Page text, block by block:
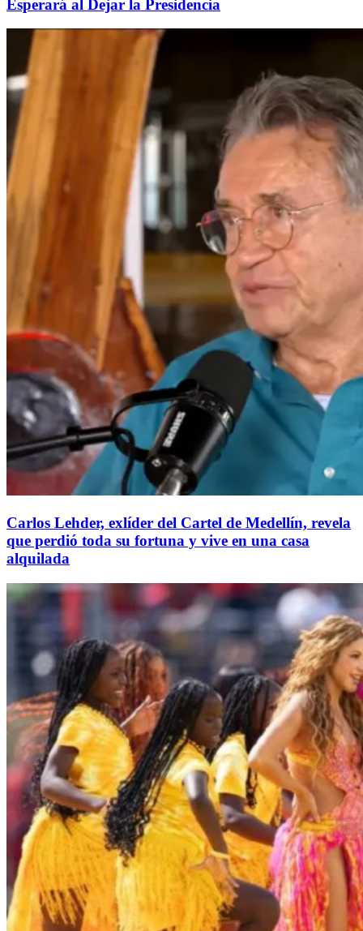
Esperará al Dejar la Presidencia
Carlos Lehder, exlíder del Cartel de Medellín, revela
que perdió toda su fortuna y vive en una casa
alquilada